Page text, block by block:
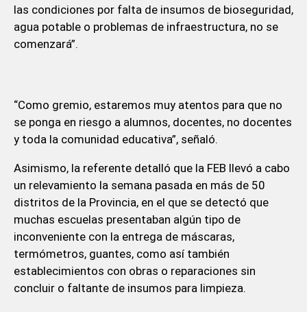
las condiciones por falta de insumos de bioseguridad,
agua potable o problemas de infraestructura, no se
comenzará”.
“Como gremio, estaremos muy atentos para que no
se ponga en riesgo a alumnos, docentes, no docentes
y toda la comunidad educativa”, señaló.
Asimismo, la referente detalló que la FEB llevó a cabo
un relevamiento la semana pasada en más de 50
distritos de la Provincia, en el que se detectó que
muchas escuelas presentaban algún tipo de
inconveniente con la entrega de máscaras,
termómetros, guantes, como así también
establecimientos con obras o reparaciones sin
concluir o faltante de insumos para limpieza.